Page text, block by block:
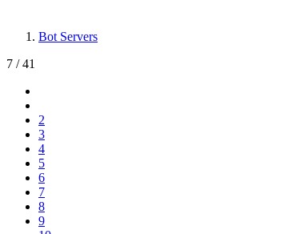
Bot Servers
7 / 41
2
3
4
5
6
7
8
9